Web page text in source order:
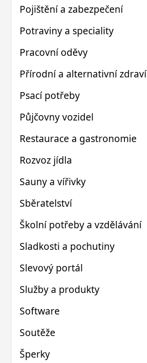
Pojištění a zabezpečení
Potraviny a speciality
Pracovní oděvy
Přírodní a alternativní zdraví
Psací potřeby
Půjčovny vozidel
Restaurace a gastronomie
Rozvoz jídla
Sauny a vířivky
Sběratelství
Školní potřeby a vzdělávání
Sladkosti a pochutiny
Slevový portál
Služby a produkty
Software
Soutěže
Šperky